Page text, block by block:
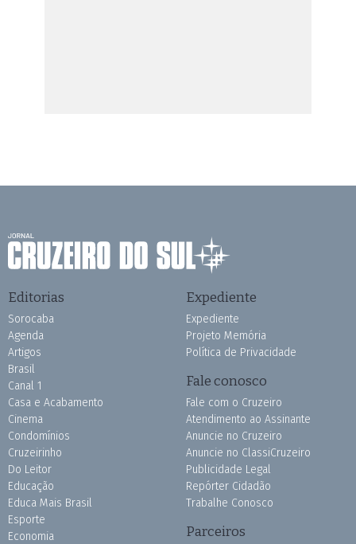
Editorias
Sorocaba
Agenda
Artigos
Brasil
Canal 1
Casa e Acabamento
Cinema
Condomínios
Cruzeirinho
Do Leitor
Educação
Educa Mais Brasil
Esporte
Economia
Expediente
Expediente
Projeto Memória
Política de Privacidade
Fale conosco
Fale com o Cruzeiro
Atendimento ao Assinante
Anuncie no Cruzeiro
Anuncie no ClassiCruzeiro
Publicidade Legal
Repórter Cidadão
Trabalhe Conosco
Parceiros